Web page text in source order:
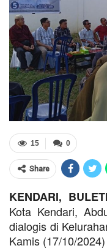
0
15
Share
KENDARI,
Kota Kendari,
dialogis di
Kamis (17/10/